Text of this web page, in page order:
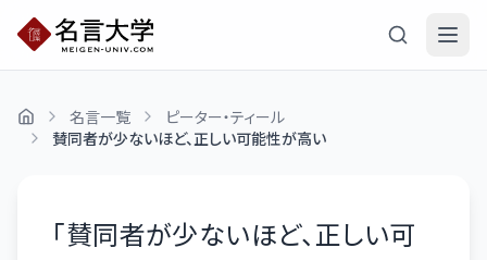
名言一覧
ピーター・ティール
賛同者が少ないほど、正しい可能性が高い
「賛同者が少ないほど、正しい可